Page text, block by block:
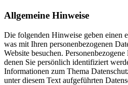
Allgemeine Hinweise
Die folgenden Hinweise geben einen
was mit Ihren personenbezogenen
Website besuchen.
denen Sie persönlich identifiziert
Informationen zum Thema
unter diesem Text aufgeführten